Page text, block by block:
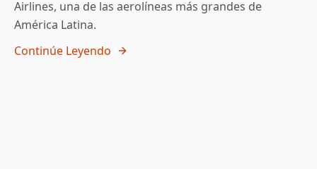
Airlines, una de las aerolíneas más grandes de
América Latina.
Continúe Leyendo